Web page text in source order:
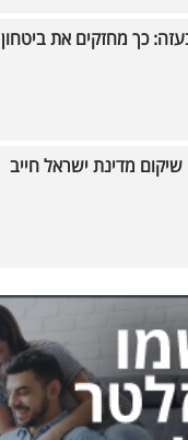
כך מחזקים את ביטחון
מדינת ישראל חייב